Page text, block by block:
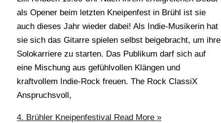
als Opener beim letzten Kneipenfest in Brühl ist sie
auch dieses Jahr wieder dabei! Als Indie-Musikerin hat
sie sich das Gitarre spielen selbst beigebracht, um ihre
Solokarriere zu starten. Das Publikum darf sich auf
eine Mischung aus gefühlvollen Klängen und
kraftvollem Indie-Rock freuen. The Rock ClassiX
Anspruchsvoll,
4. Brühler Kneipenfestival Read More »